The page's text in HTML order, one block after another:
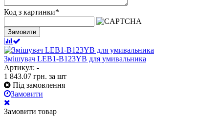
Код з картинки*
Замовити
Змішувач LEB1-B123YB для умивальника
Артикул: -
1 843.07 грн. за шт
Під замовлення
Замовити
Замовити товар